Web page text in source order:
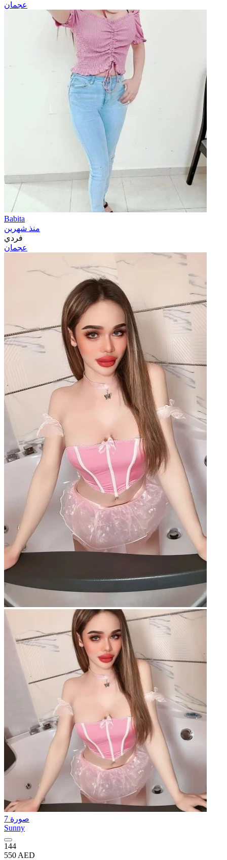
عجمان
Babita
منذ شهرين
فردي
عجمان
7 صورة
Sunny
144
550 AED